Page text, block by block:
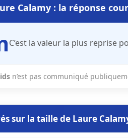
Calamy : la réponse
C’est la valeur la plus reprise
n’est pas communiqué
sur la taille de Laure